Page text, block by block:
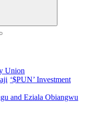
Union
‘$PUN’ Investment
and Eziala Obiangwu